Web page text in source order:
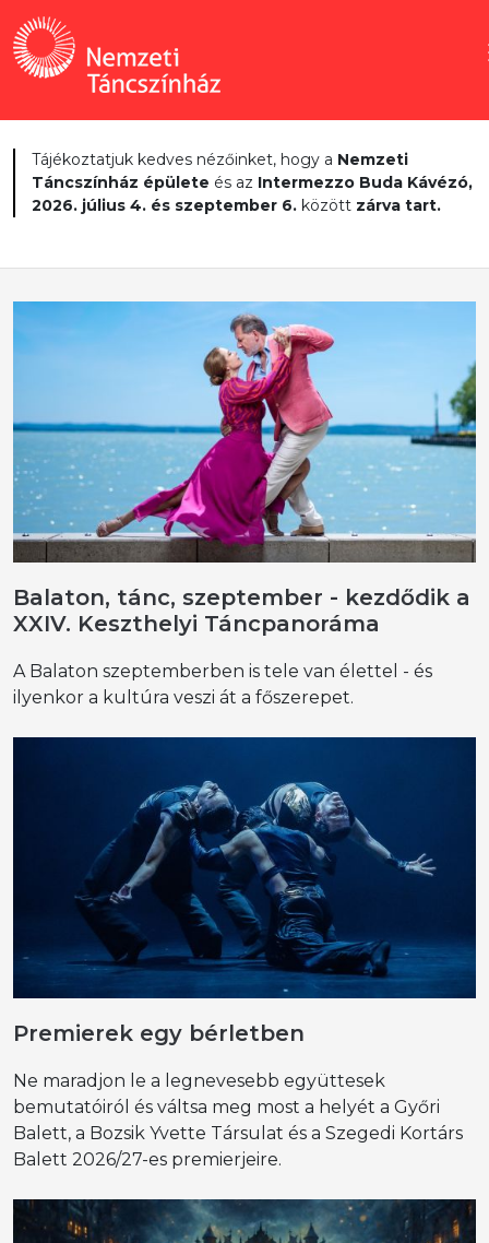
Tájékoztatjuk kedves nézőinket, hogy a Nemzeti
Táncszínház épülete és az Intermezzo Buda Kávézó,
2026. július 4. és szeptember 6. között zárva tart.
Balaton, tánc, szeptember - kezdődik a
XXIV. Keszthelyi Táncpanoráma
A Balaton szeptemberben is tele van élettel - és
ilyenkor a kultúra veszi át a főszerepet.
Premierek egy bérletben
Ne maradjon le a legnevesebb együttesek
bemutatóiról és váltsa meg most a helyét a Győri
Balett, a Bozsik Yvette Társulat és a Szegedi Kortárs
Balett 2026/27-es premierjeire.